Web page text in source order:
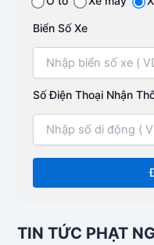
Biển Số Xe
Số Điện Thoại Nhận
TIN TỨC PHẠT